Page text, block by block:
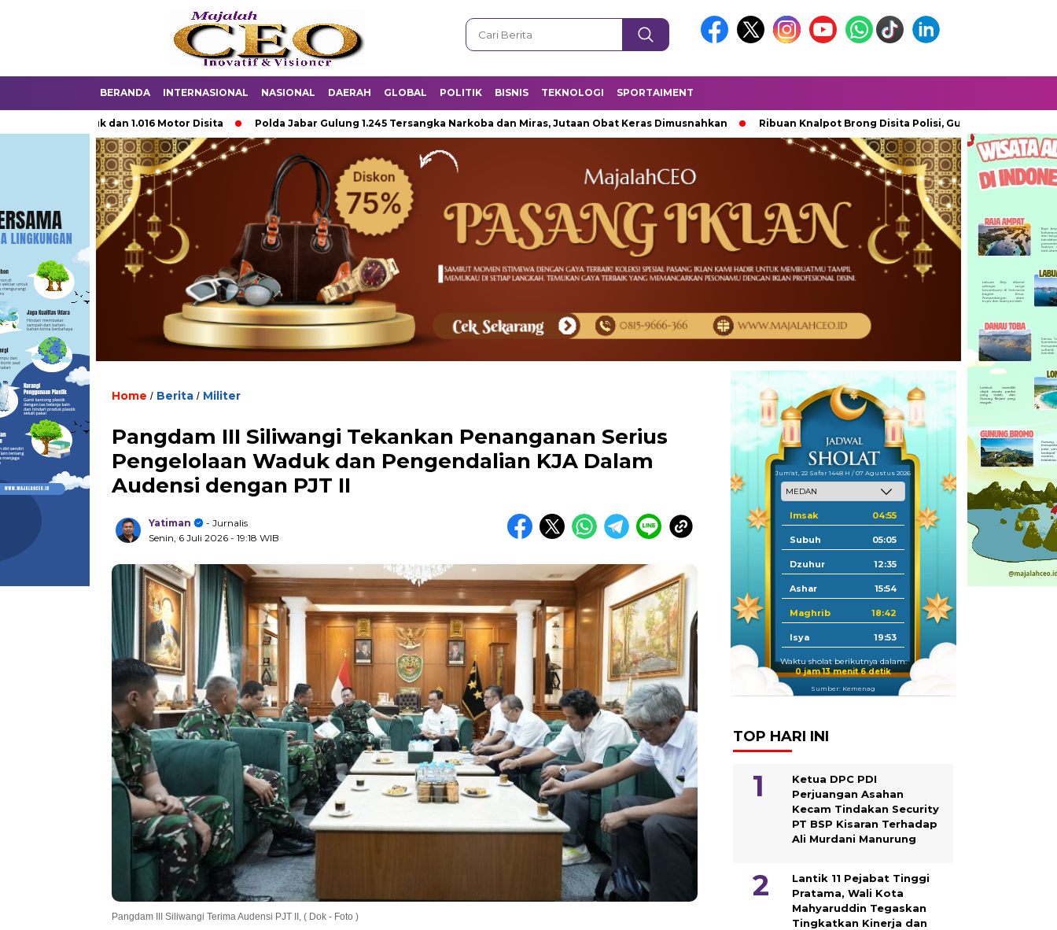
BERANDA INTERNASIONAL NASIONAL DAERAH GLOBAL POLITIK BISNIS TEKNOLOGI SPORTAIMENT
Diciduk dan 1.016 Motor Disita Polda Jabar Gulung 1.245 Tersangka Narkoba dan Miras, Jutaan Obat Keras Dimusnahkan Ribuan Knalpot Brong Disita Polisi, Gubernur Jabar Kang Dedi
Home / Berita / Militer
Pangdam III Siliwangi Tekankan Penanganan Serius
Pengelolaan Waduk dan Pengendalian KJA Dalam
Audensi dengan PJT II
Yatiman
- Jurnalis
Senin, 6 Juli 2026 - 19:18 WIB
Pangdam III Siliwangi Terima Audensi PJT II, ( Dok - Foto )
Jum'at, 22 Safar 1448 H / 07 Agustus 2026
Imsak 04:55
Subuh 05:05
Dzuhur 12:35
Ashar 15:54
Maghrib 18:42
Isya 19:53
Waktu sholat berikutnya dalam:
0 jam 13 menit 4 detik
Sumber: Kemenag
TOP HARI INI
Ketua DPC PDI
Perjuangan Asahan
Kecam Tindakan Security
PT BSP Kisaran Terhadap
Ali Murdani Manurung
Lantik 11 Pejabat Tinggi
Pratama, Wali Kota
Mahyaruddin Tegaskan
Tingkatkan Kinerja dan